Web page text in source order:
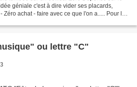
géniale c'est à dire vider ses placards,
Zéro achat - faire avec ce que l'on a..... Pour le
ou lettre "C"